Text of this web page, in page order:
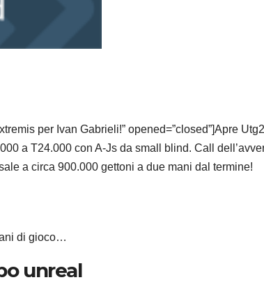
per Ivan Gabrieli!” opened=”closed”]Apre Utg2
a T24.000 con A-Js da small blind. Call
a circa 900.000 gettoni a due mani dal termine!
di gioco…
unreal